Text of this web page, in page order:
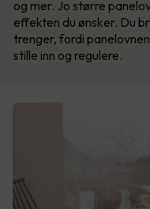
og mer. Jo større
effekten du ønsker. Du
trenger, fordi
stille inn og regulere.